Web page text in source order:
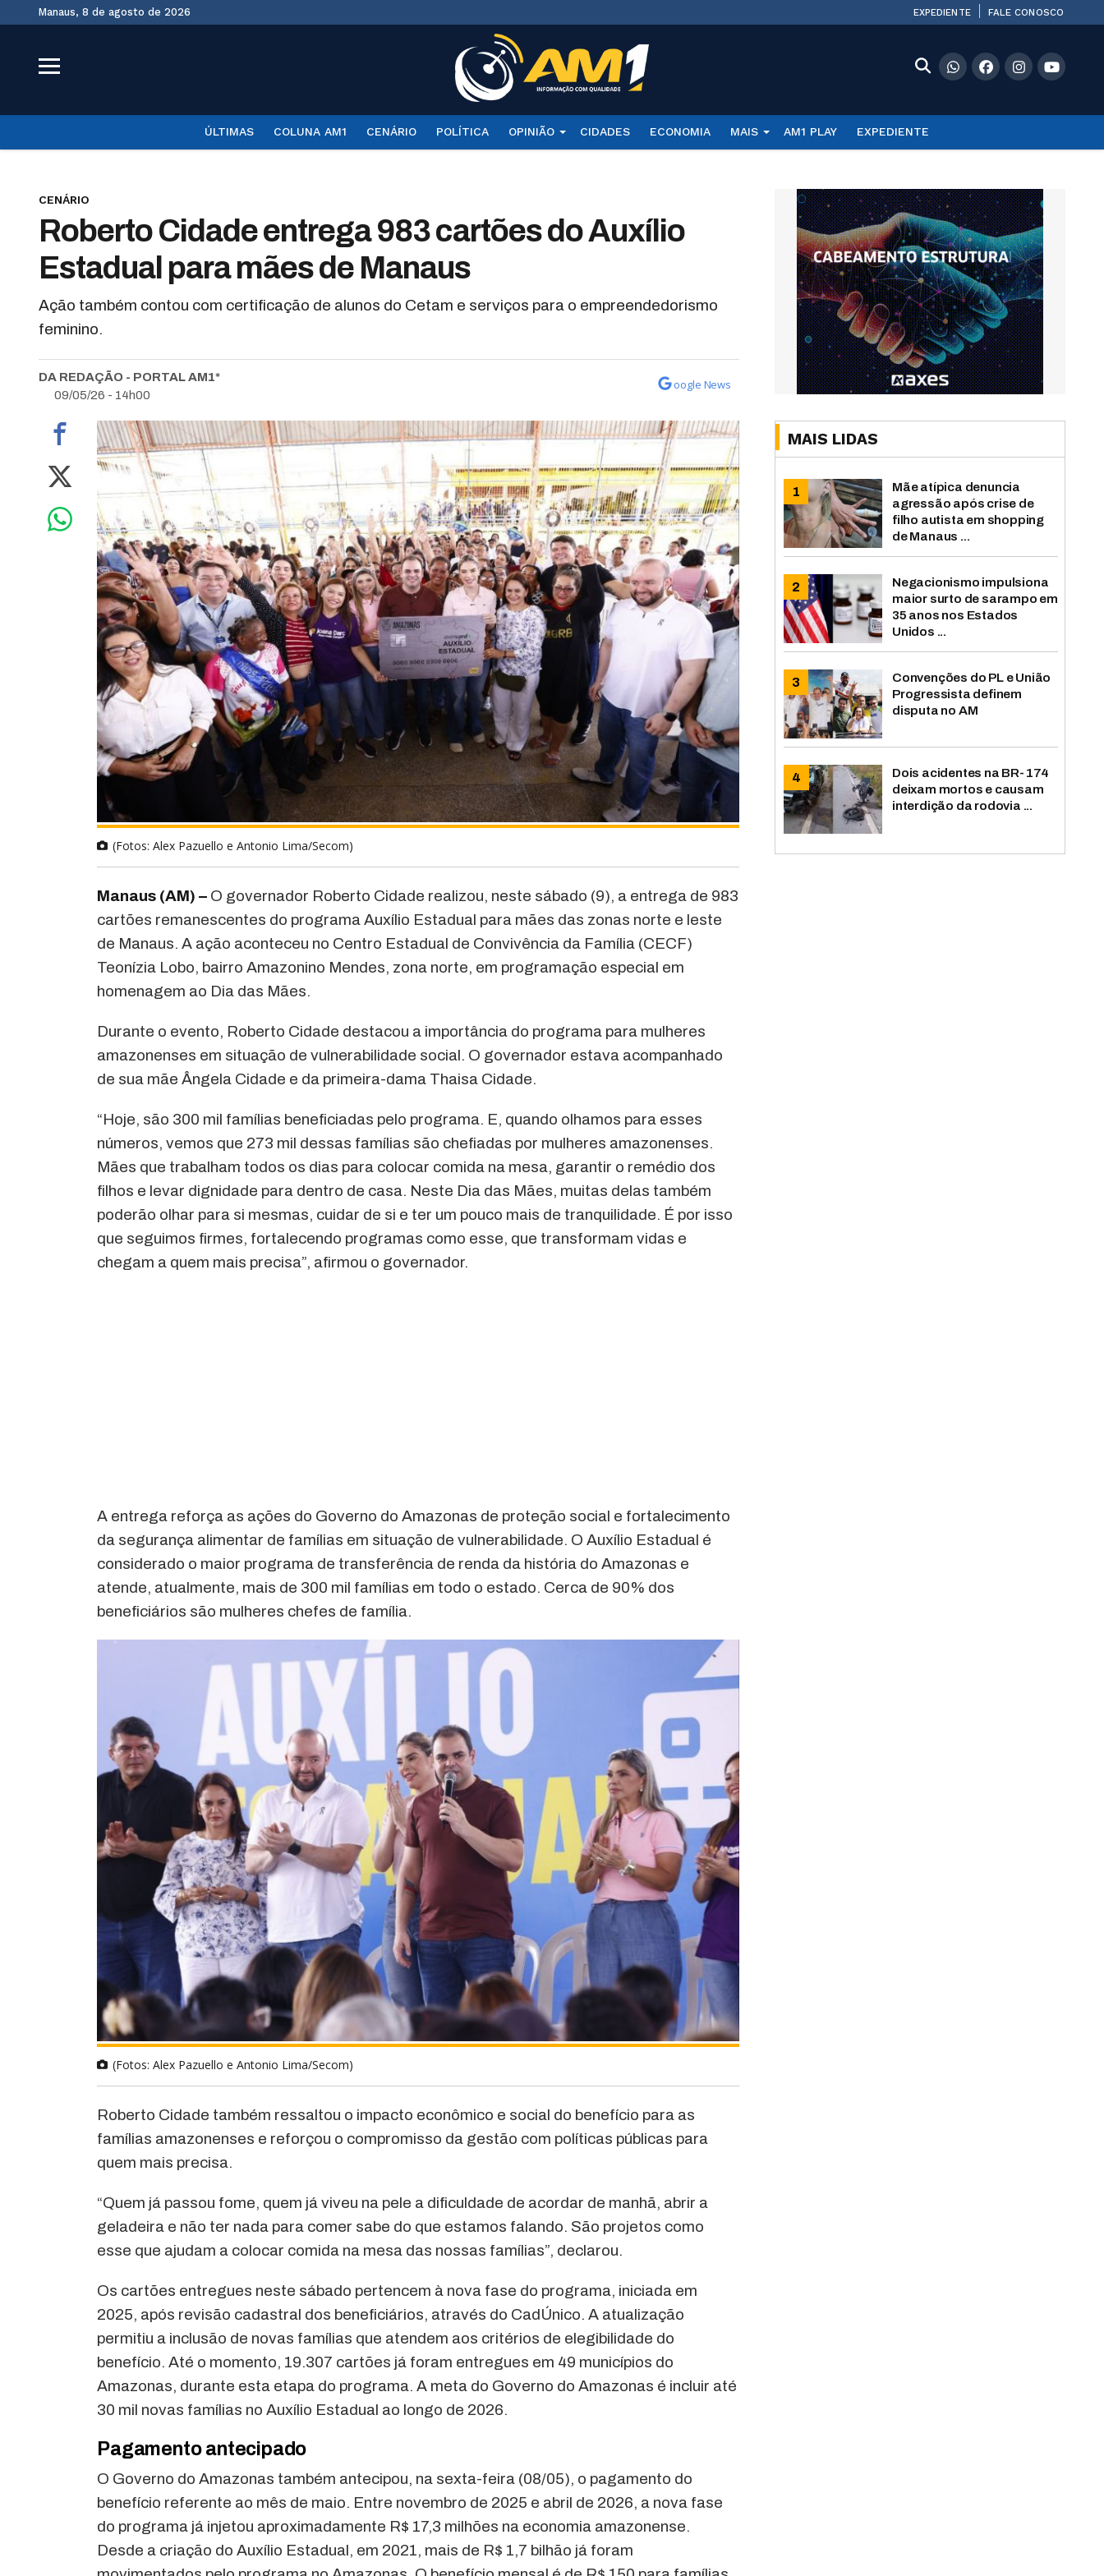
Manaus, 8 de agosto de 2026 EXPEDIENTE FALE CONOSCO
ÚLTIMAS COLUNA AM1 CENÁRIO POLÍTICA OPINIÃO CIDADES ECONOMIA MAIS AM1 PLAY EXPEDIENTE
CENÁRIO
Roberto Cidade entrega 983 cartões do Auxílio
Estadual para mães de Manaus
Ação também contou com certificação de alunos do Cetam e serviços para o empreendedorismo
feminino.
DA REDAÇÃO - PORTAL AM1*
09/05/26 - 14h00
oogle News
(Fotos: Alex Pazuello e Antonio Lima/Secom)
Manaus (AM) – O governador Roberto Cidade realizou, neste sábado (9), a entrega de 983
cartões remanescentes do programa Auxílio Estadual para mães das zonas norte e leste
de Manaus. A ação aconteceu no Centro Estadual de Convivência da Família (CECF)
Teonízia Lobo, bairro Amazonino Mendes, zona norte, em programação especial em
homenagem ao Dia das Mães.
Durante o evento, Roberto Cidade destacou a importância do programa para mulheres
amazonenses em situação de vulnerabilidade social. O governador estava acompanhado
de sua mãe Ângela Cidade e da primeira-dama Thaisa Cidade.
“Hoje, são 300 mil famílias beneficiadas pelo programa. E, quando olhamos para esses
números, vemos que 273 mil dessas famílias são chefiadas por mulheres amazonenses.
Mães que trabalham todos os dias para colocar comida na mesa, garantir o remédio dos
filhos e levar dignidade para dentro de casa. Neste Dia das Mães, muitas delas também
poderão olhar para si mesmas, cuidar de si e ter um pouco mais de tranquilidade. É por isso
que seguimos firmes, fortalecendo programas como esse, que transformam vidas e
chegam a quem mais precisa”, afirmou o governador.
A entrega reforça as ações do Governo do Amazonas de proteção social e fortalecimento
da segurança alimentar de famílias em situação de vulnerabilidade. O Auxílio Estadual é
considerado o maior programa de transferência de renda da história do Amazonas e
atende, atualmente, mais de 300 mil famílias em todo o estado. Cerca de 90% dos
beneficiários são mulheres chefes de família.
(Fotos: Alex Pazuello e Antonio Lima/Secom)
Roberto Cidade também ressaltou o impacto econômico e social do benefício para as
famílias amazonenses e reforçou o compromisso da gestão com políticas públicas para
quem mais precisa.
“Quem já passou fome, quem já viveu na pele a dificuldade de acordar de manhã, abrir a
geladeira e não ter nada para comer sabe do que estamos falando. São projetos como
esse que ajudam a colocar comida na mesa das nossas famílias”, declarou.
Os cartões entregues neste sábado pertencem à nova fase do programa, iniciada em
2025, após revisão cadastral dos beneficiários, através do CadÚnico. A atualização
permitiu a inclusão de novas famílias que atendem aos critérios de elegibilidade do
benefício. Até o momento, 19.307 cartões já foram entregues em 49 municípios do
Amazonas, durante esta etapa do programa. A meta do Governo do Amazonas é incluir até
30 mil novas famílias no Auxílio Estadual ao longo de 2026.
Pagamento antecipado
O Governo do Amazonas também antecipou, na sexta-feira (08/05), o pagamento do
benefício referente ao mês de maio. Entre novembro de 2025 e abril de 2026, a nova fase
do programa já injetou aproximadamente R$ 17,3 milhões na economia amazonense.
Desde a criação do Auxílio Estadual, em 2021, mais de R$ 1,7 bilhão já foram
MAIS LIDAS
Mãe atípica denuncia
agressão após crise de
filho autista em shopping
de Manaus ...
Negacionismo impulsiona
maior surto de sarampo em
35 anos nos Estados
Unidos ...
Convenções do PL e União
Progressista definem
disputa no AM
Dois acidentes na BR-174
deixam mortos e causam
interdição da rodovia ...